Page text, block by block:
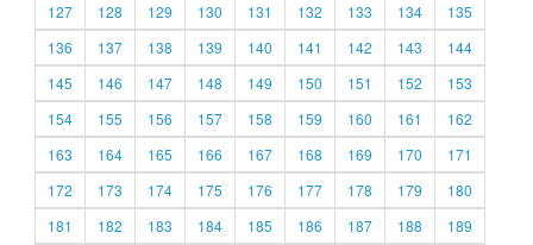
127
128 129 130 131 132 133 134
135
136
137 138 139 140 141 142 143
144
145
146 147 148 149 150 151 152
153
154
155 156 157 158 159 160 161
162
163
164 165 166 167 168 169 170
171
172
173 174 175 176 177 178 179
180
181
182 183 184 185 186 187 188
189